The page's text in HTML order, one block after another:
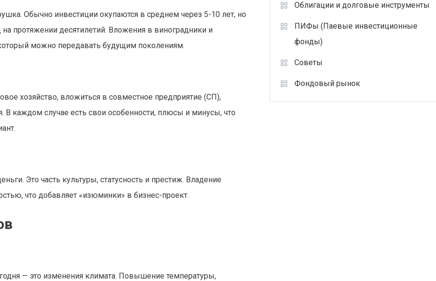
Обычно инвестиции окупаются в среднем через 5-10 лет, но
протяжении десятилетий. Вложения в виноградники и
можно передавать будущим поколениям.
хозяйство, вложиться в совместное предприятие (СП),
В каждом случае есть свои особенности, плюсы и минусы, что
Это часть культуры, статусность и престиж. Владение
что добавляет «изюминки» в бизнес-проект.
— это изменения климата. Повышение температуры,
Облигации и долговые инструменты
ПИФы (Паевые инвестиционные
фонды)
Советы
Фондовый рынок